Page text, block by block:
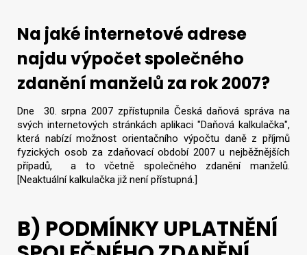
Na jaké internetové adrese
najdu výpočet společného
zdanění manželů za rok 2007?
Dne 30. srpna 2007 zpřístupnila Česká daňová správa na
svých internetových stránkách aplikaci "Daňová kalkulačka",
která nabízí možnost orientačního výpočtu daně z příjmů
fyzických osob za zdaňovací období 2007 u nejběžnějších
případů, a to včetně společného zdanění manželů.
[Neaktuální kalkulačka již není přístupná.]
B) PODMÍNKY UPLATNĚNÍ